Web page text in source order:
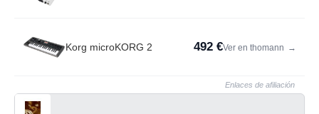
Korg microKORG 2 492 €Ver en thomann →
Enlaces de afiliación